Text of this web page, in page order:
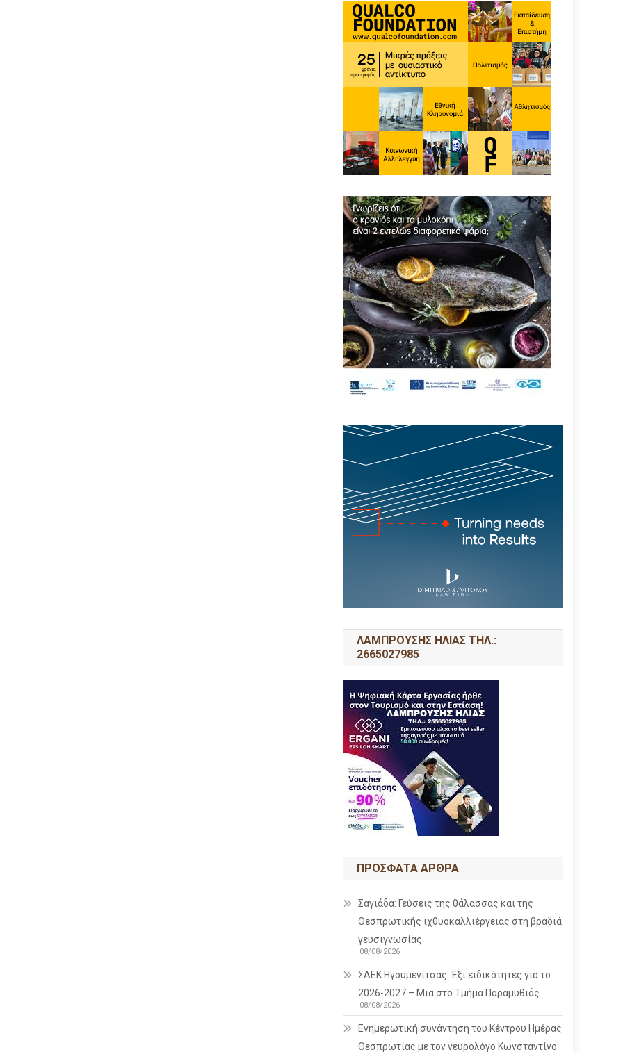
ΛΑΜΠΡΟΥΣΗΣ ΗΛΙΑΣ ΤΗΛ.:
2665027985
ΠΡΌΣΦΑΤΑ ΆΡΘΡΑ
Σαγιάδα: Γεύσεις της θάλασσας και της
Θεσπρωτικής ιχθυοκαλλιέργειας στη βραδιά
γευσιγνωσίας
08/08/2026
ΣΑΕΚ Ηγουμενίτσας: Έξι ειδικότητες για το
2026-2027 – Μια στο Τμήμα Παραμυθιάς
08/08/2026
Ενημερωτική συνάντηση του Κέντρου Ημέρας
Θεσπρωτίας με τον νευρολόγο Κωνσταντίνο